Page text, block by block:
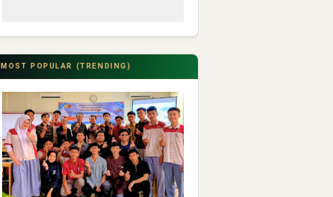
MOST POPULAR (TRENDING)